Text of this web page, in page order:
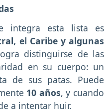
integra esta lista es
el Caribe y algunas
distinguirse de las
en su cuerpo: un
de sus patas. Puede
10 años, y cuando
a intentar huir.